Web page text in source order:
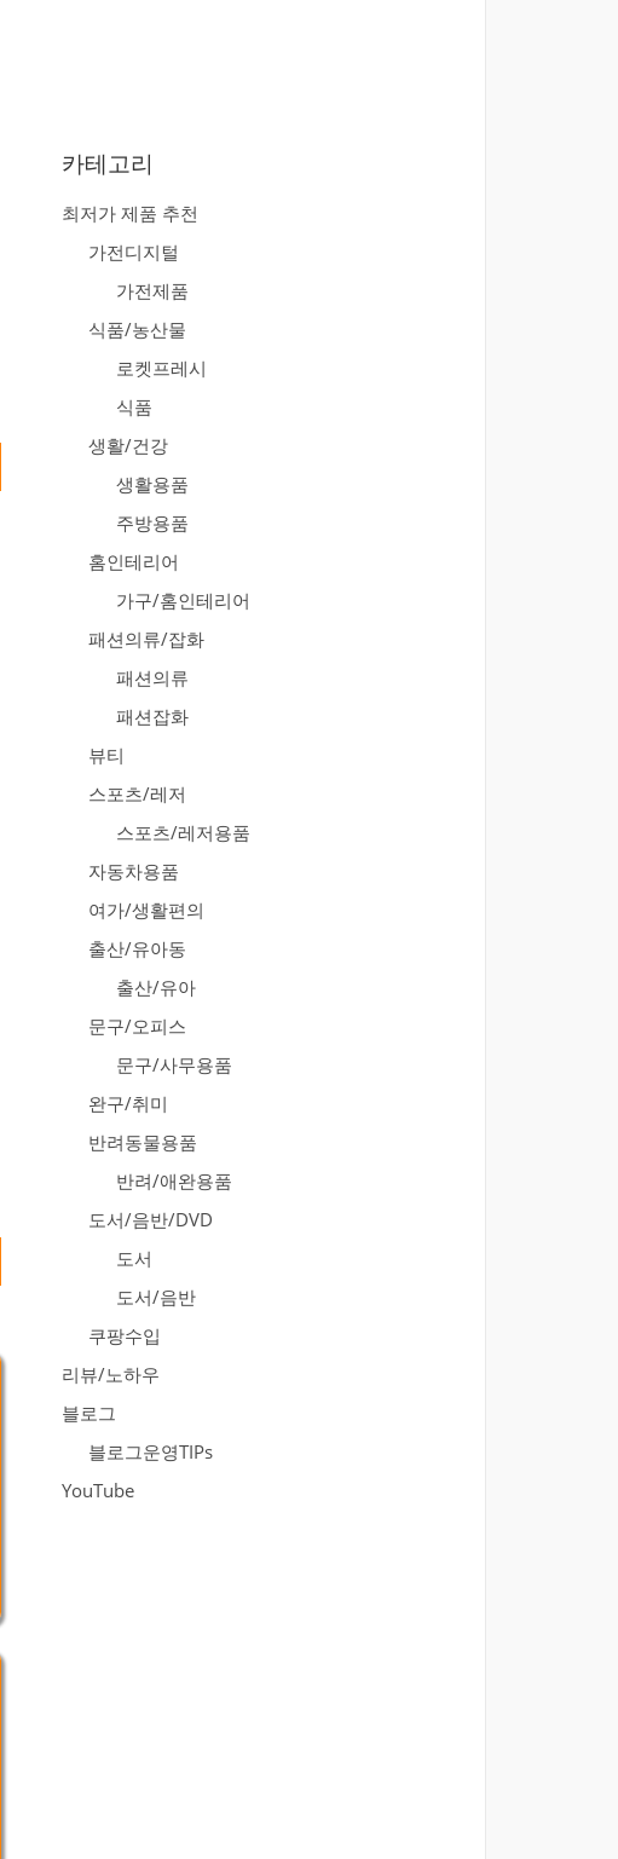
카테고리
최저가 제품 추천
가전디지털
가전제품
식품/농산물
로켓프레시
식품
생활/건강
생활용품
주방용품
홈인테리어
가구/홈인테리어
패션의류/잡화
패션의류
패션잡화
뷰티
스포츠/레저
스포츠/레저용품
자동차용품
여가/생활편의
출산/유아동
출산/유아
문구/오피스
문구/사무용품
완구/취미
반려동물용품
반려/애완용품
도서/음반/DVD
도서
도서/음반
쿠팡수입
리뷰/노하우
블로그
블로그운영TIPs
YouTube